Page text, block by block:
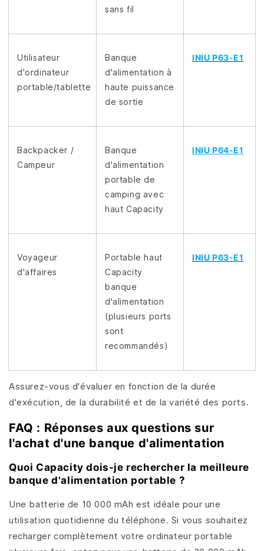
sans fil
Utilisateur
d'ordinateur
portable/tablette
Banque
d'alimentation à
haute puissance
de sortie
INIU P63-E1
Backpacker /
Campeur
Banque
d'alimentation
portable de
camping avec
haut Capacity
INIU P64-E1
Voyageur
d'affaires
Portable haut
Capacity
banque
d'alimentation
(plusieurs ports
sont
recommandés)
INIU P63-E1
Assurez-vous d'évaluer en fonction de la durée
d'exécution, de la durabilité et de la variété des ports.
FAQ : Réponses aux questions sur
l'achat d'une banque d'alimentation
Quoi Capacity dois-je rechercher la meilleure
banque d'alimentation portable ?
Une batterie de 10 000 mAh est idéale pour une
utilisation quotidienne du téléphone. Si vous souhaitez
recharger complètement votre ordinateur portable